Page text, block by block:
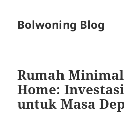
Bolwoning Blog
Rumah
Home:
untuk Masa